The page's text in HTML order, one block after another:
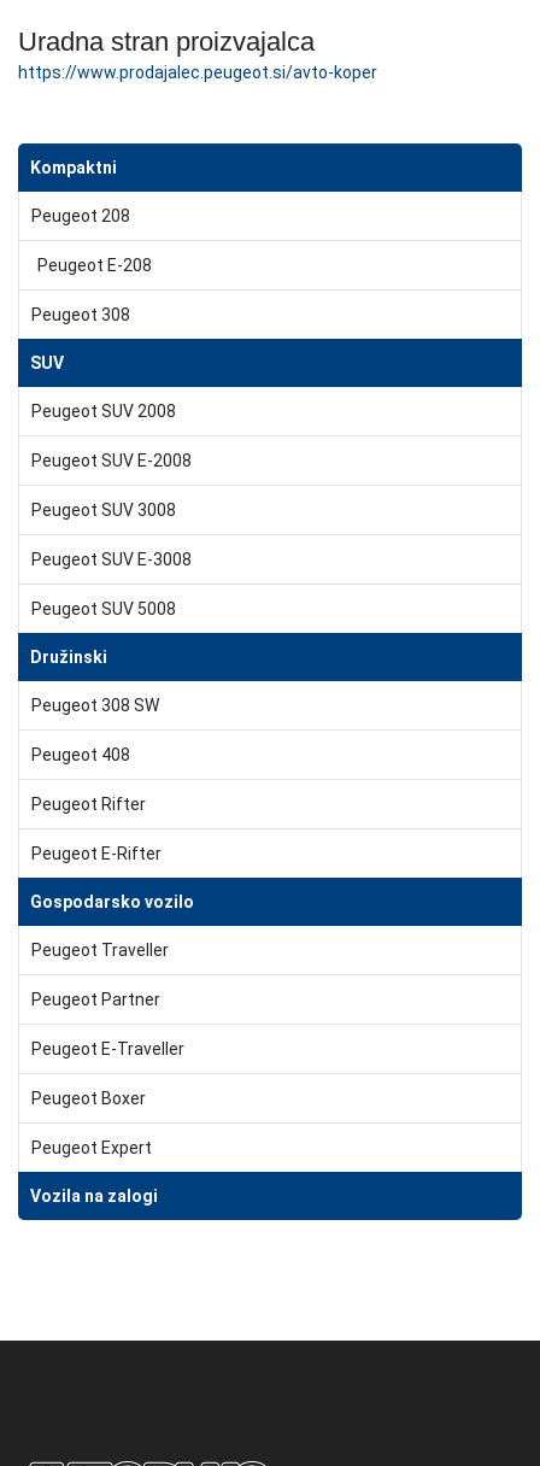
Uradna stran proizvajalca
https://www.prodajalec.peugeot.si/avto-koper
Kompaktni
Peugeot 208
Peugeot E-208
Peugeot 308
SUV
Peugeot SUV 2008
Peugeot SUV E-2008
Peugeot SUV 3008
Peugeot SUV E-3008
Peugeot SUV 5008
Družinski
Peugeot 308 SW
Peugeot 408
Peugeot Rifter
Peugeot E-Rifter
Gospodarsko vozilo
Peugeot Traveller
Peugeot Partner
Peugeot E-Traveller
Peugeot Boxer
Peugeot Expert
Vozila na zalogi